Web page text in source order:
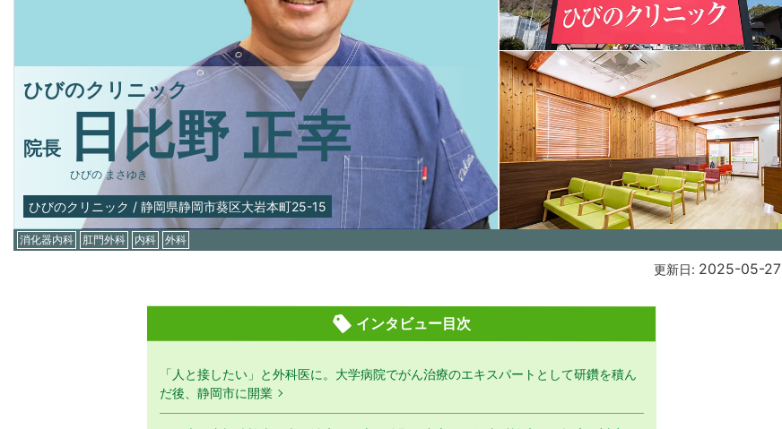
ひびのクリニック
院長 日比野 正幸
ひびの まさゆき
ひびのクリニック / 静岡県静岡市葵区大岩本町25-15
消化器内科 肛門外科 内科 外科
更新日: 2025-05-27
インタビュー目次
「人と接したい」と外科医に。大学病院でがん治療のエキスパートとして研鑽を積ん
だ後、静岡市に開業